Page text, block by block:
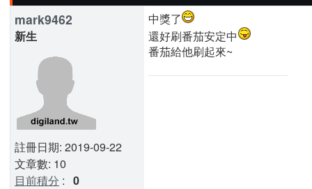
mark9462
新生
註冊日期: 2019-09-22
文章數: 10
目前積分 : 0
中獎了
還好刷番茄安定中
番茄給他刷起來~